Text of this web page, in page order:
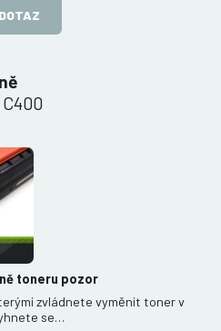
toneru pozor
zvládnete vyměnit toner v
se…